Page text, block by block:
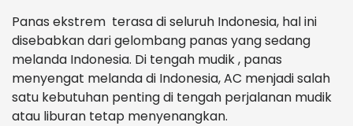
Panas ekstrem terasa di seluruh Indonesia, hal ini
disebabkan dari gelombang panas yang sedang
melanda Indonesia. Di tengah mudik , panas
menyengat melanda di Indonesia, AC menjadi salah
satu kebutuhan penting di tengah perjalanan mudik
atau liburan tetap menyenangkan.